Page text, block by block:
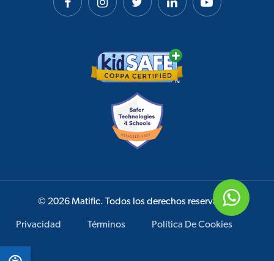
© 2026 Matific. Todos los derechos reservados.
Privacidad Términos Política De Cookies